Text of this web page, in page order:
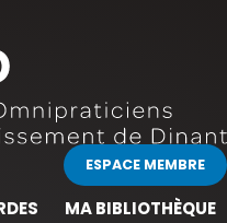
ESPACE MEMBRE
MA BIBLIOTHÈQUE